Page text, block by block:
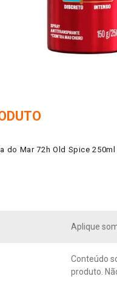
do Mar 72h Old Spice
Aplique
Conteúdo
produto.